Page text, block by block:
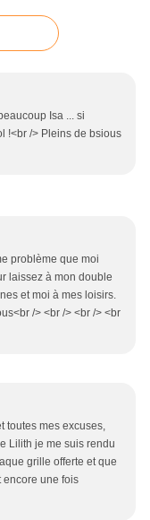
Isa ... si
!<br /> Pleins de bsious
problème que moi
laissez à mon double
et moi à mes loisirs.
/> <br /> <br /> <br
toutes mes excuses,
Lilith je me suis rendu
grille offerte et que
encore une fois